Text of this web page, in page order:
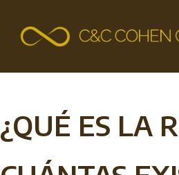
¿QUÉ ES LA